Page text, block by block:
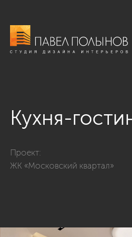
Кухня-
Проект:
ЖК «Московский квартал»